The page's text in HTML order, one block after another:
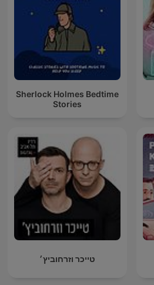
Sherlock Holmes Bedtime
Stories
טייכר וזרחוביץ׳